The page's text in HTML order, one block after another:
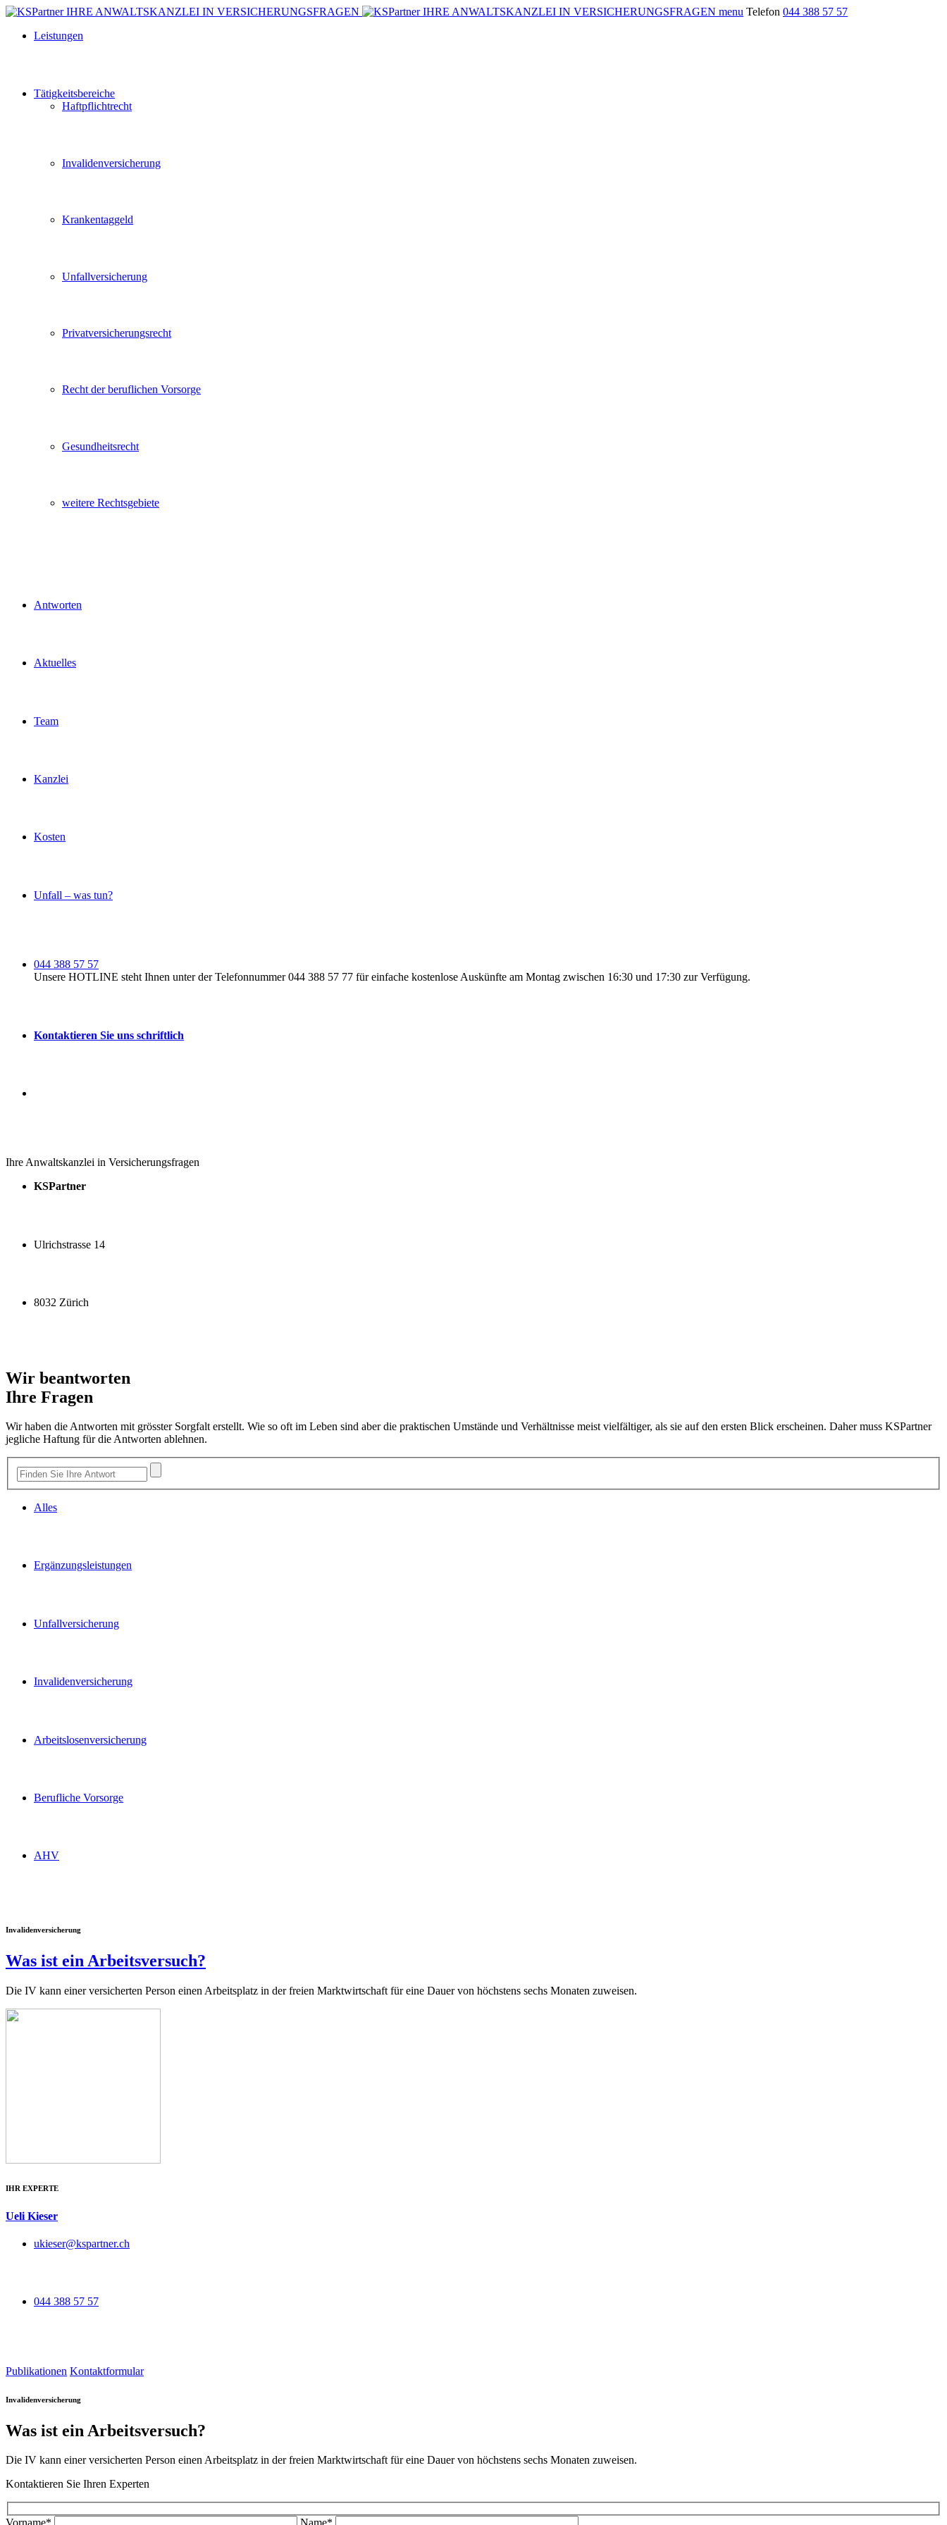
menu Telefon 044 388 57 57
Leistungen
Tätigkeitsbereiche
Haftpflichtrecht
Invalidenversicherung
Krankentaggeld
Unfallversicherung
Privatversicherungsrecht
Recht der beruflichen Vorsorge
Gesundheitsrecht
weitere Rechtsgebiete
Antworten
Aktuelles
Team
Kanzlei
Kosten
Unfall – was tun?
044 388 57 57
Unsere HOTLINE steht Ihnen unter der Telefonnummer 044 388 57 77 für einfache kostenlose Auskünfte am Montag zwischen 16:30 und 17:30 zur Verfügung.
Kontaktieren Sie uns schriftlich
Ihre Anwaltskanzlei in Versicherungsfragen
KSPartner
Ulrichstrasse 14
8032 Zürich
Wir beantworten
Ihre Fragen
Wir haben die Antworten mit grösster Sorgfalt erstellt. Wie so oft im Leben sind aber die praktischen Umstände und Verhältnisse meist vielfältiger, als sie auf den ersten Blick erscheinen. Daher muss KSPartner
jegliche Haftung für die Antworten ablehnen.
Alles
Ergänzungsleistungen
Unfallversicherung
Invalidenversicherung
Arbeitslosenversicherung
Berufliche Vorsorge
AHV
Invalidenversicherung
Was ist ein Arbeitsversuch?
Die IV kann einer versicherten Person einen Arbeitsplatz in der freien Marktwirtschaft für eine Dauer von höchstens sechs Monaten zuweisen.
IHR EXPERTE
Ueli Kieser
ukieser@kspartner.ch
044 388 57 57
Publikationen Kontaktformular
Invalidenversicherung
Was ist ein Arbeitsversuch?
Die IV kann einer versicherten Person einen Arbeitsplatz in der freien Marktwirtschaft für eine Dauer von höchstens sechs Monaten zuweisen.
Kontaktieren Sie Ihren Experten
Vorname* Name*